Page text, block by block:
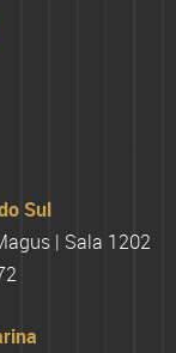
Sul
| Sala 1202